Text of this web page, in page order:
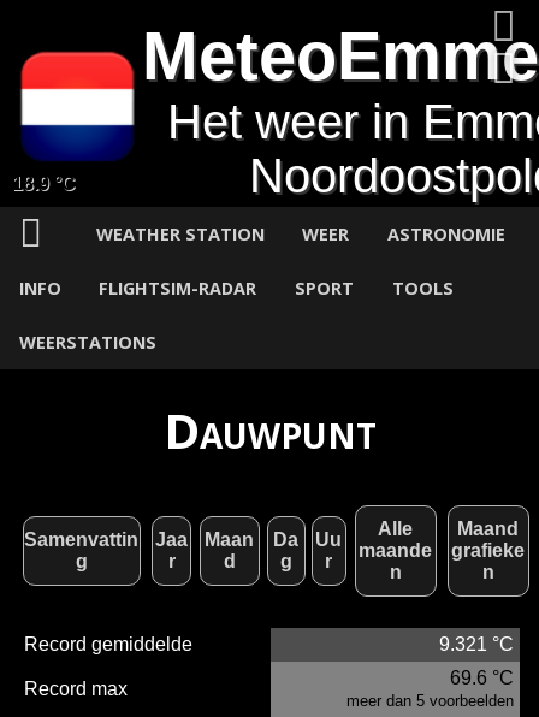
18.9 °C
Het weer in
WEATHER STATION WEER ASTRONOMIE
INFO FLIGHTSIM-RADAR SPORT TOOLS
WEERSTATIONS
Dauwpunt
Samenvattin
g
Jaa
r
Maan
d
Da
g
Uu
r
Alle
maande
n
Maand
grafieke
n
Record gemiddelde 9.321 °C
Record max
69.6 °C
meer dan 5 voorbeelden